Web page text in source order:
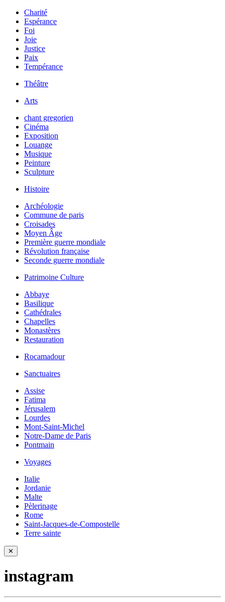
Charité
Espérance
Foi
Joie
Justice
Paix
Tempérance
Théâtre
Arts
chant gregorien
Cinéma
Exposition
Louange
Musique
Peinture
Sculpture
Histoire
Archéologie
Commune de paris
Croisades
Moyen Âge
Première guerre mondiale
Révolution française
Seconde guerre mondiale
Patrimoine Culture
Abbaye
Basilique
Cathédrales
Chapelles
Monastères
Restauration
Rocamadour
Sanctuaires
Assise
Fatima
Jérusalem
Lourdes
Mont-Saint-Michel
Notre-Dame de Paris
Pontmain
Voyages
Italie
Jordanie
Malte
Pèlerinage
Rome
Saint-Jacques-de-Compostelle
Terre sainte
✕
instagram